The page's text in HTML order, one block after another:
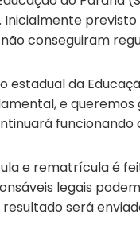
Inicialmente
conseguiram
da
e
e rematrícula é
legais
resultado será